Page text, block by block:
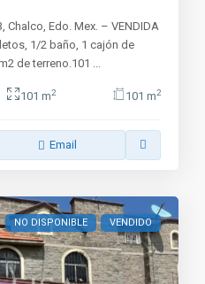
Chalco, Edo. Mex. – VENDIDA
1/2 baño, 1 cajón de
de terreno.101 ...
101 m2 101 m2
Email
NO DISPONIBLE VENDIDO